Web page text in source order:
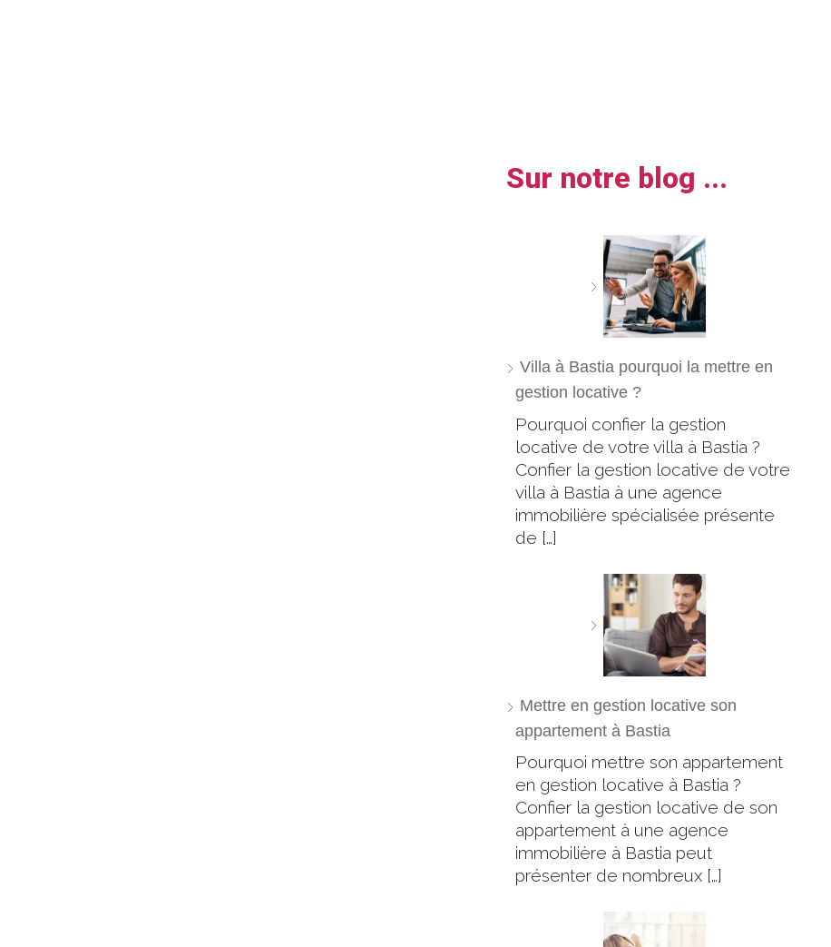
Sur notre blog ...
Villa à Bastia pourquoi la mettre en
gestion locative ?
Pourquoi confier la gestion
locative de votre villa à Bastia ?
Confier la gestion locative de votre
villa à Bastia à une agence
immobilière spécialisée présente
de […]
Mettre en gestion locative son
appartement à Bastia
Pourquoi mettre son appartement
en gestion locative à Bastia ?
Confier la gestion locative de son
appartement à une agence
immobilière à Bastia peut
présenter de nombreux […]